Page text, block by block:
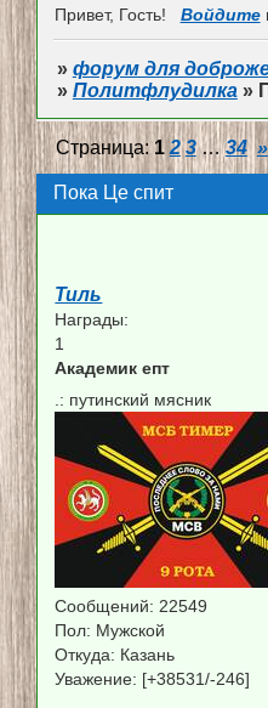
Привет, Гость! Войдите
» форум для
» Политфлудилка »
Пока Це спит
Страница: 1 2 3 … 34 »
Тиль
Награды:
1
Академик епт
.: путинский мясник
Сообщений: 22549
Пол: Мужской
Откуда: Казань
Уважение: [+38531/-246]